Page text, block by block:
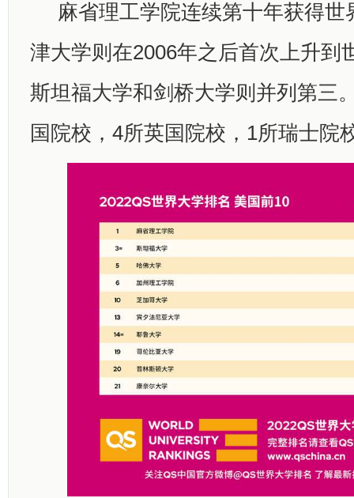
麻省理工学院连续第十年获得世
津大学则在2006年之后首次上升到
斯坦福大学和剑桥大学则并列第三
国院校，4所英国院校，1所瑞士院